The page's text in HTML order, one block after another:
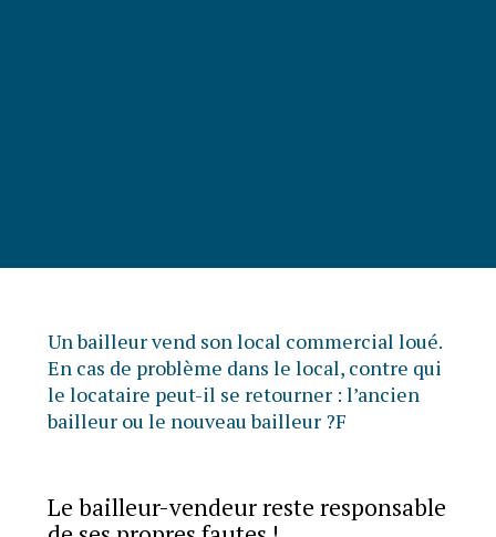
Un bailleur vend son local commercial loué.
En cas de problème dans le local, contre qui
le locataire peut-il se retourner : l’ancien
bailleur ou le nouveau bailleur ?F
Le bailleur-vendeur reste responsable